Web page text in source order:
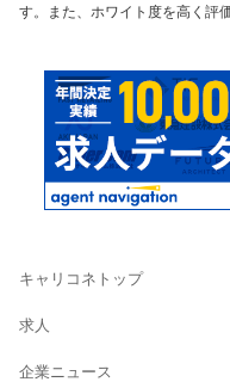
す。また、ホワイト度を高く評
キャリコネトップ
求人
企業ニュース